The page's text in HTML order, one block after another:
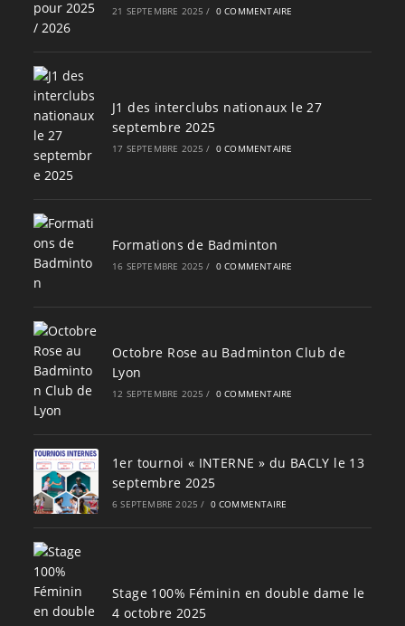
21 SEPTEMBRE 2025 / 0 COMMENTAIRE
J1 des interclubs nationaux le 27
septembre 2025
17 SEPTEMBRE 2025 / 0 COMMENTAIRE
Formations de Badminton
16 SEPTEMBRE 2025 / 0 COMMENTAIRE
Octobre Rose au Badminton Club de
Lyon
12 SEPTEMBRE 2025 / 0 COMMENTAIRE
1er tournoi « INTERNE » du BACLY le 13
septembre 2025
6 SEPTEMBRE 2025 / 0 COMMENTAIRE
Stage 100% Féminin en double dame le
4 octobre 2025